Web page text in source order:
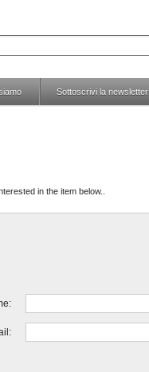
Sottoscrivi la newsletter
in the item below..